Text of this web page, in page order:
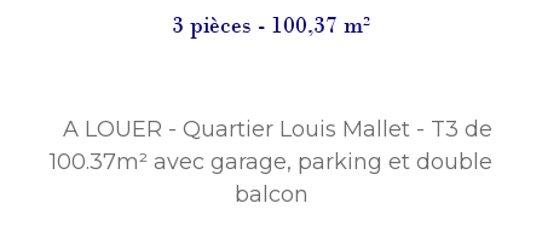
3 pièces - 100,37 m²
A LOUER - Quartier Louis Mallet - T3 de
100.37m² avec garage, parking et double
balcon